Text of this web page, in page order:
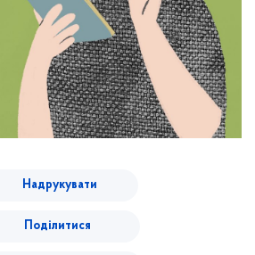
Надрукувати
Поділитися